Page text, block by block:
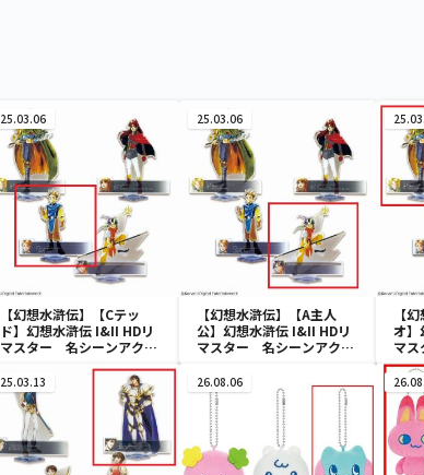
25.03.06
【幻想水滸伝】【Cテッ
ド】幻想水滸伝 I&II HDリ
マスター 名シーンアクリ
ルスタンドVol.1
25.03.06
【幻想水滸伝】【A主人
公】幻想水滸伝 I&II HDリ
マスター 名シーンアクリ
【
オ】
マ
ルス
25.03.13 26.08.06